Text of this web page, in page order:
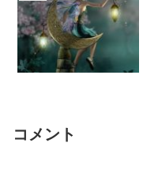
コメント